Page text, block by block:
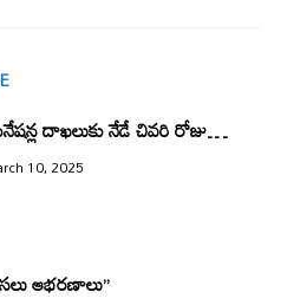
దాఖలుకు నేడే చివరి రోజు…
10, 2025
ఆభరణాలు”